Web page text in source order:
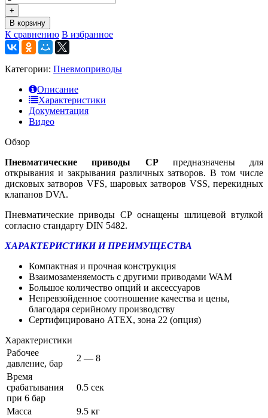
+
В корзину
К сравнению В избранное
Категории: Пневмоприводы
Описание
Характеристики
Документация
Видео
Обзор
Пневматические приводы СРпредназначены для
открывания и закрывания различных затворов. В том числе
дисковых затворов VFS, шаровых затворов VSS, перекидных
клапанов DVA.
Пневматические приводы СР оснащены шлицевой втулкой
согласно стандарту DIN 5482.
ХАРАКТЕРИСТИКИ И ПРЕИМУЩЕСТВА
Компактная и прочная конструкция
Взаимозаменяемость с другими приводами WAM
Большое количество опций и аксессуаров
Непревзойденное соотношение качества и цены,
благодаря серийному производству
Сертифицировано АТЕХ, зона 22 (опция)
Характеристики
Рабочее
давление, бар
2 — 8
Время
срабатывания
при 6 бар
0.5 сек
Масса
9.5 кг